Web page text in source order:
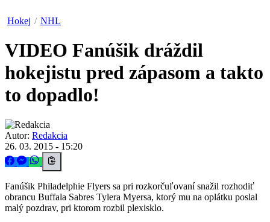
Hokej / NHL
VIDEO Fanúšik dráždil
hokejistu pred zápasom a takto
to dopadlo!
Autor: Redakcia
26. 03. 2015 - 15:20
Fanúšik Philadelphie Flyers sa pri rozkorčuľovaní snažil rozhodiť
obrancu Buffala Sabres Tylera Myersa, ktorý mu na oplátku poslal
malý pozdrav, pri ktorom rozbil plexisklo.